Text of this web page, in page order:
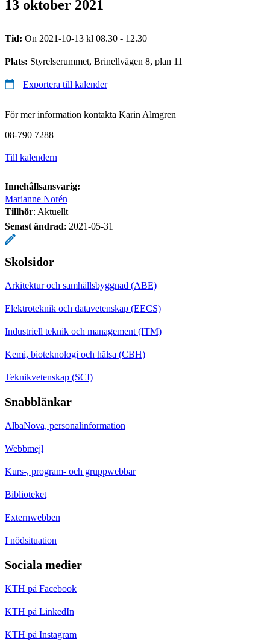
13 oktober 2021
Tid: On 2021-10-13 kl 08.30 - 12.30
Plats: Styrelserummet, Brinellvägen 8, plan 11
Exportera till kalender
För mer information kontakta Karin Almgren
08-790 7288
Till kalendern
Innehållsansvarig:
Marianne Norén
Tillhör: Aktuellt
Senast ändrad: 2021-05-31
Skolsidor
Arkitektur och samhällsbyggnad (ABE)
Elektroteknik och datavetenskap (EECS)
Industriell teknik och management (ITM)
Kemi, bioteknologi och hälsa (CBH)
Teknikvetenskap (SCI)
Snabblänkar
AlbaNova, personalinformation
Webbmejl
Kurs-, program- och gruppwebbar
Biblioteket
Externwebben
I nödsituation
Sociala medier
KTH på Facebook
KTH på LinkedIn
KTH på Instagram